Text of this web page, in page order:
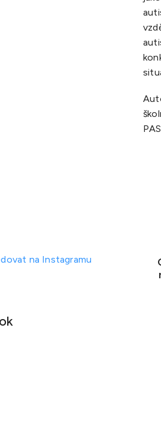
na Instagramu